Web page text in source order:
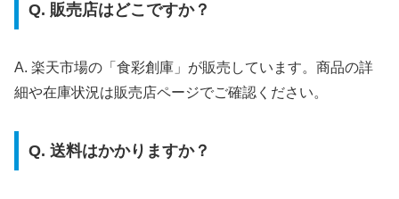
Q. 販売店はどこですか？
A. 楽天市場の「食彩創庫」が販売しています。商品の詳
細や在庫状況は販売店ページでご確認ください。
Q. 送料はかかりますか？